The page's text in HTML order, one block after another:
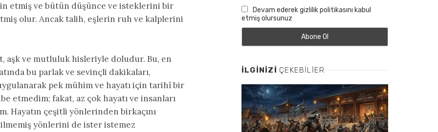
etmiş ve bütün düşünce ve isteklerini bir
olur. Ancak talih, eşlerin ruh ve kalplerini
aşk ve mutluluk hisleriyle doludur. Bu, en
bu parlak ve sevinçli dakikaları,
pek mühim ve hayatı için tarihî bir
etmedim; fakat, az çok hayatı ve insanları
Hayatın çeşitli yönlerinden birkaçını
yönlerini de ister istemez
Devam ederek gizlilik politikasını kabul
etmiş olursunuz
İLGINIZI ÇEKEBILIER